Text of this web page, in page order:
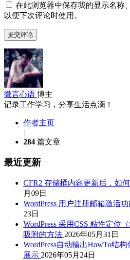
在此浏览器中保存我的显示名称
以便下次评论时使用。
微言心语 博主
记录工作学习，分享生活点滴！
作者主页
|
284 篇文章
最近更新
CFR2 存储桶内容更新后，如
月09日
WordPress 用户注册邮箱激活
23日
WordPress 采用CSS 粘性定位
吸附的方法 2026年05月31日
WordPress自动输出HowTo结
展示 2026年05月24日